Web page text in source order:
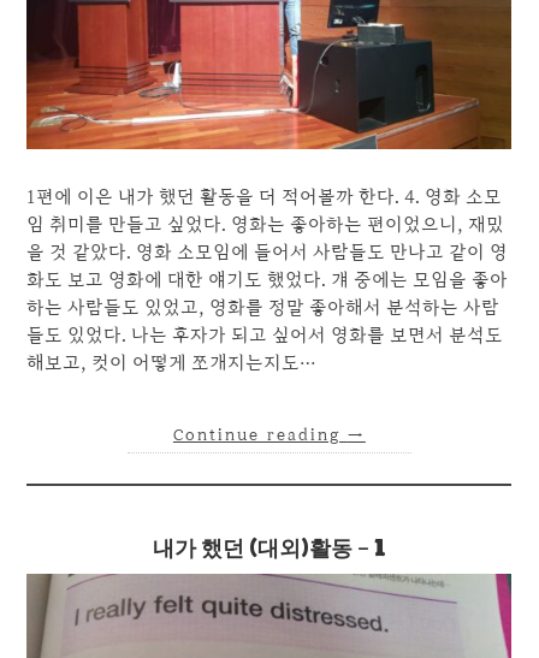
1편에 이은 내가 했던 활동을 더 적어볼까 한다. 4. 영화 소모
임 취미를 만들고 싶었다. 영화는 좋아하는 편이었으니, 재밌
을 것 같았다. 영화 소모임에 들어서 사람들도 만나고 같이 영
화도 보고 영화에 대한 얘기도 했었다. 걔 중에는 모임을 좋아
하는 사람들도 있었고, 영화를 정말 좋아해서 분석하는 사람
들도 있었다. 나는 후자가 되고 싶어서 영화를 보면서 분석도
해보고, 컷이 어떻게 쪼개지는지도…
Continue reading →
내가 했던 (대외)활동 – 1